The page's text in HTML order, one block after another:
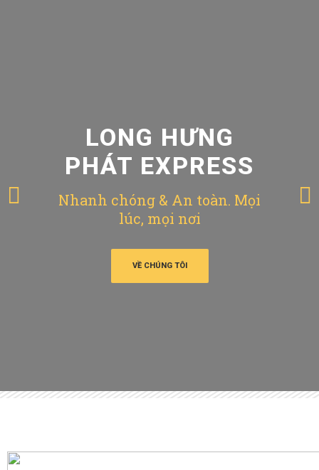
LONG HƯNG
PHÁT EXPRESS
Nhanh chóng & An toàn. Mọi
lúc, mọi nơi
VỀ CHÚNG TÔI